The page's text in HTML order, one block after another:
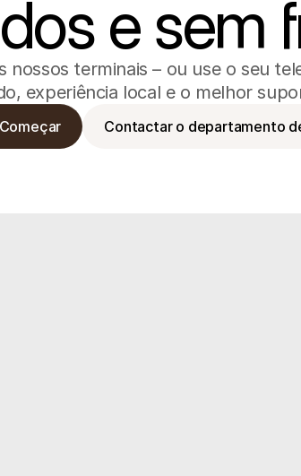
e sem
nossos terminais – ou use o seu
experiência local e o melhor
Começar Contactar o departamento